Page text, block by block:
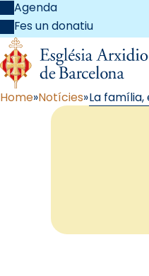
Agenda
Fes un donatiu
Home Notícies La